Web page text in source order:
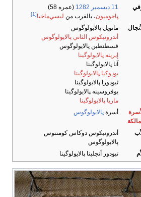
11 ديسمبر 1282(عمره 58)
پاخوميون، بالقرب منليسي‌ماخيا
مانويل پالايولوگوس
أندرونيكوس الثاني پالايولوگوس
قسطنطين پالايولوگوس
إيرينه پالايولوگينا
آنا پالايولوگينا
يودوكيا پالايولوگينا
ثيودورا پالايولوگينا
يوفروسينه پالايولوگينا
ماريا پالايولوگينا
أسرة پالايولوگوس
أندرونيكوس دوكاس كومننوس
پالايولوگوس
تيودور أنجلينا پالايولوگينا